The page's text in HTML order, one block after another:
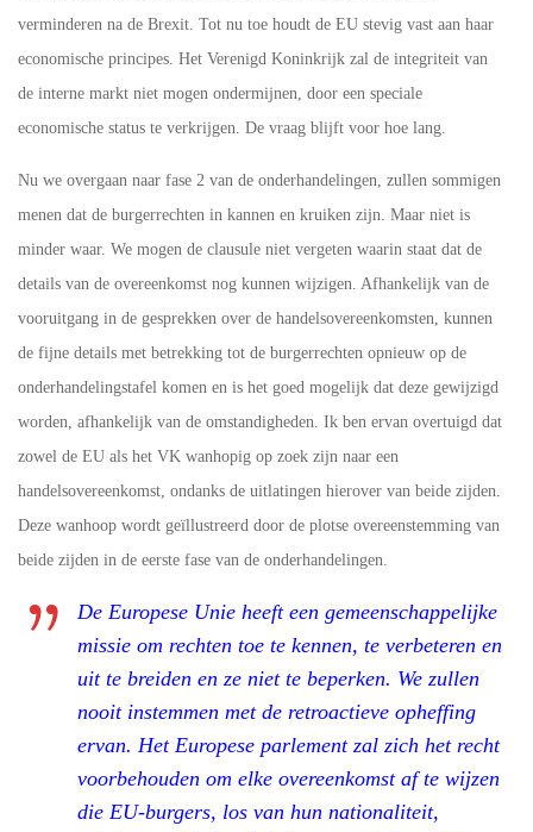
verminderen na de Brexit. Tot nu toe houdt de EU stevig vast aan haar
economische principes. Het Verenigd Koninkrijk zal de integriteit van
de interne markt niet mogen ondermijnen, door een speciale
economische status te verkrijgen. De vraag blijft voor hoe lang.
Nu we overgaan naar fase 2 van de onderhandelingen, zullen sommigen
menen dat de burgerrechten in kannen en kruiken zijn. Maar niet is
minder waar. We mogen de clausule niet vergeten waarin staat dat de
details van de overeenkomst nog kunnen wijzigen. Afhankelijk van de
vooruitgang in de gesprekken over de handelsovereenkomsten, kunnen
de fijne details met betrekking tot de burgerrechten opnieuw op de
onderhandelingstafel komen en is het goed mogelijk dat deze gewijzigd
worden, afhankelijk van de omstandigheden. Ik ben ervan overtuigd dat
zowel de EU als het VK wanhopig op zoek zijn naar een
handelsovereenkomst, ondanks de uitlatingen hierover van beide zijden.
Deze wanhoop wordt geïllustreerd door de plotse overeenstemming van
beide zijden in de eerste fase van de onderhandelingen.
De Europese Unie heeft een gemeenschappelijke
missie om rechten toe te kennen, te verbeteren en
uit te breiden en ze niet te beperken. We zullen
nooit instemmen met de retroactieve opheffing
ervan. Het Europese parlement zal zich het recht
voorbehouden om elke overeenkomst af te wijzen
die EU-burgers, los van hun nationaliteit,